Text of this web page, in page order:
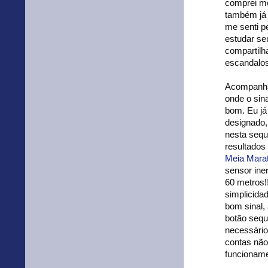
comprei
também
me senti
estudar
onde o
bom. Eu
nesta
Meia
sensor
60
bom
botão
contas